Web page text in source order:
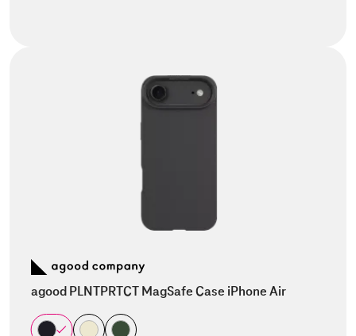
agood PLNTPRTCT MagSafe Case iPhone Air